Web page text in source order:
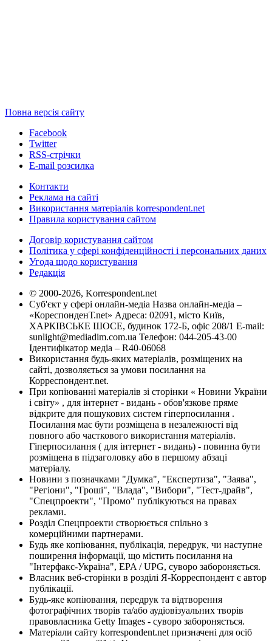
Повна версія сайту
Facebook
Twitter
RSS-стрічки
E-mail розсилка
Контакти
Реклама на сайті
Використання матеріалів korrespondent.net
Правила користування сайтом
Договір користування сайтом
Політика у сфері конфіденційності і персональних даних
Угода щодо користування
Редакція
© 2000-2026, Korrespondent.net
Суб'єкт у сфері онлайн-медіа Назва онлайн-медіа –
«КореспонденТ.net» Адреса: 02091, місто Київ,
ХАРКІВСЬКЕ ШОСЕ, будинок 172-Б, офіс 208/1 E-mail:
sunlight@mediadim.com.ua Телефон: 044-205-43-00
Ідентифікатор медіа – R40-06068
Використання будь-яких матеріалів, розміщених на
сайті, дозволяється за умови посилання на
Корреспондент.net.
При копіюванні матеріалів зі сторінки « Новини України
і світу» , для інтернет - видань - обов'язкове пряме
відкрите для пошукових систем гіперпосилання .
Посилання має бути розміщена в незалежності від
повного або часткового використання матеріалів.
Гіперпосилання ( для інтернет - видань) - повинна бути
розміщена в підзаголовку або в першому абзаці
матеріалу.
Новини з позначками "Думка", "Експертиза", "Заява",
"Регіони", "Гроші", "Влада", "Вибори", "Тест-драйв",
"Спецпроекти", "Промо" публікуються на правах
реклами.
Розділ Спецпроекти створюється спільно з
комерційними партнерами.
Будь яке копіювання, публікація, передрук, чи наступне
поширення інформації, що містить посилання на
"Інтерфакс-Україна", EPA / UPG, суворо забороняється.
Власник веб-сторінки в розділі Я-Корреспондент є автор
публікації.
Будь-яке копіювання, передрук та відтворення
фотографічних творів та/або аудіовізуальних творів
правовласника Getty Images - суворо забороняється.
Матеріали сайту korrespondent.net призначені для осіб